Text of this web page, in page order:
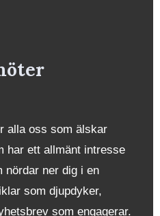
alla oss som älskar
har ett allmänt intresse
nördar ner dig i en
som djupdyker,
som engagerar.